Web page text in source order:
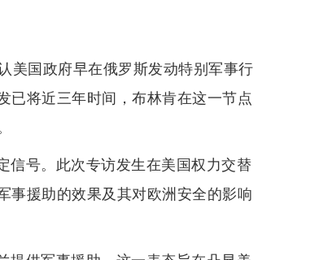
美国政府早在俄罗斯发动特别军事行
已将近三年时间，布林肯在这一节点
信号。此次专访发生在美国权力交替
事援助的效果及其对欧洲安全的影响